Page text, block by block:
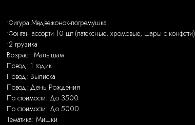
•Фигура Медвежонок-погремушка
•Фонтан ассорти 10 шт (латексные, хромовые, шары с конфетти)
•2 грузика
Возраст: Малышам
Повод: 1 годик
Повод: Выписка
Повод: День Рождения
По стоимости: До 3500
По стоимости: До 5000
Тематика: Мишки